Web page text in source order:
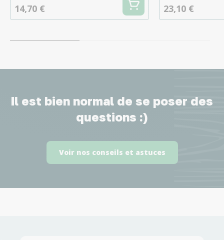
14,70 € 23,10 €
Il est bien normal de se poser des
questions :)
Voir nos conseils et astuces